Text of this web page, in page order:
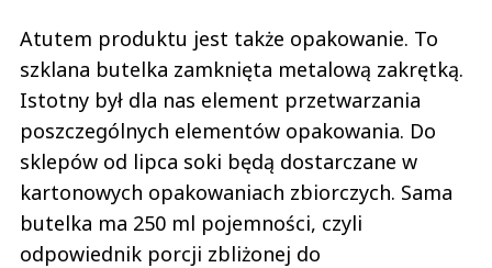
Atutem produktu jest także opakowanie. To
szklana butelka zamknięta metalową zakrętką.
Istotny był dla nas element przetwarzania
poszczególnych elementów opakowania. Do
sklepów od lipca soki będą dostarczane w
kartonowych opakowaniach zbiorczych. Sama
butelka ma 250 ml pojemności, czyli
odpowiednik porcji zbliżonej do